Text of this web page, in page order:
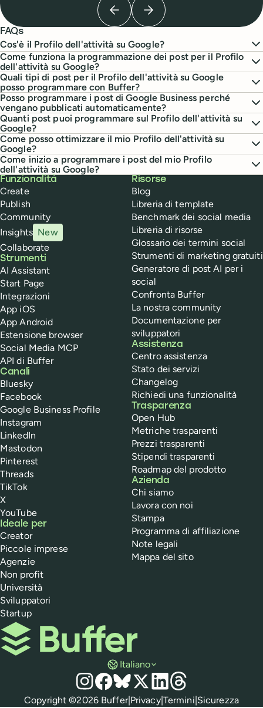
Previous testimonial
Next testimonial
FAQs
Cos'è il Profilo dell'attività su Google?
Come funziona la programmazione dei post per il Profilo
dell'attività su Google?
Quali tipi di post per il Profilo dell'attività su Google
posso programmare con Buffer?
Posso programmare i post di Google Business perché
vengano pubblicati automaticamente?
Quanti post puoi programmare sul Profilo dell'attività su
Google?
Come posso ottimizzare il mio Profilo dell'attività su
Google?
Come inizio a programmare i post del mio Profilo
dell'attività su Google?
Buffer
Funzionalità
Create
Publish
Community
Insights New
Collaborate
Strumenti
AI Assistant
Start Page
Integrazioni
App iOS
App Android
Estensione browser
Social Media MCP
API di Buffer
Canali
Bluesky
Facebook
Google Business Profile
Instagram
LinkedIn
Mastodon
Pinterest
Threads
TikTok
X
YouTube
Ideale per
Creator
Piccole imprese
Agenzie
Non profit
Università
Sviluppatori
Startup
Risorse
Blog
Libreria di template
Benchmark dei social media
Libreria di risorse
Glossario dei termini social
Strumenti di marketing gratuiti
Generatore di post AI per i
social
Confronta Buffer
La nostra community
Documentazione per
sviluppatori
Assistenza
Centro assistenza
Stato dei servizi
Changelog
Richiedi una funzionalità
Trasparenza
Open Hub
Metriche trasparenti
Prezzi trasparenti
Stipendi trasparenti
Roadmap del prodotto
Azienda
Chi siamo
Lavora con noi
Stampa
Programma di affiliazione
Note legali
Mappa del sito
Buffer
Italiano
Social media
Instagram
Facebook
Bluesky
X LinkedIn
Threads
Normative
Copyright ©2026Buffer| Privacy| Termini Sicurezza